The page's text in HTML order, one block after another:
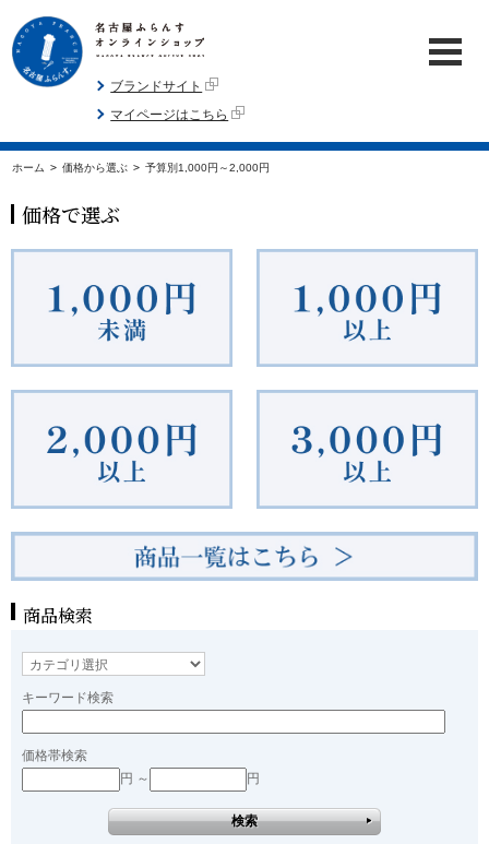
ブランドサイト
マイページはこちら
ホーム > 価格から選ぶ > 予算別1,000円～2,000円
価格で選ぶ
商品検索
キーワード検索
価格帯検索
円 ～
円